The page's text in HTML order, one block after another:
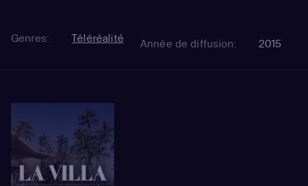
Genres: Téléréalité Année de diffusion: 2015